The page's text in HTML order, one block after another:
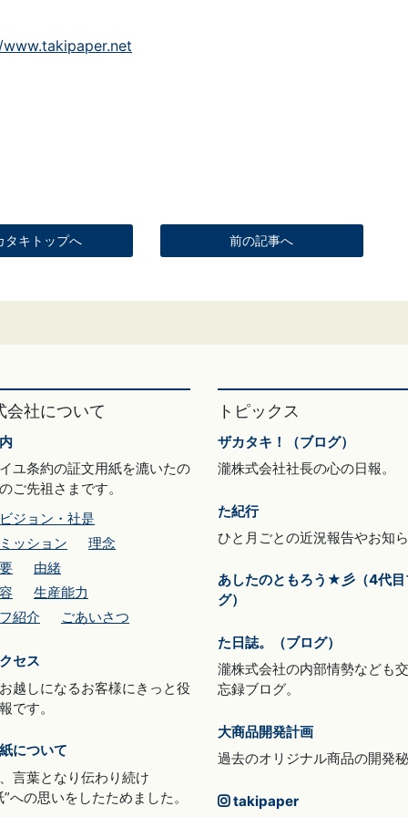
タキトップへ 前の記事へ
会社について
ユ条約の証文用紙を漉いたの
ご先祖さまです。
ジョン・社是
ッション
理念
由緒
生産能力
紹介
ごあいさつ
セス
越しになるお客様にきっと役
です。
について
言葉となり伝わり続け
”への思いをしたためました。
トピックス
ザカタキ！（ブログ）
瀧株式会社社長の心の日報。
た紀行
ひと月ごとの近況報告やお知
あしたのともろう★彡（4代目
グ）
た日誌。（ブログ）
瀧株式会社の内部情勢なども
忘録ブログ。
大商品開発計画
過去のオリジナル商品の開発秘
takipaper